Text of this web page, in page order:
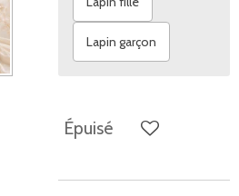
Lapin garçon
Épuisé